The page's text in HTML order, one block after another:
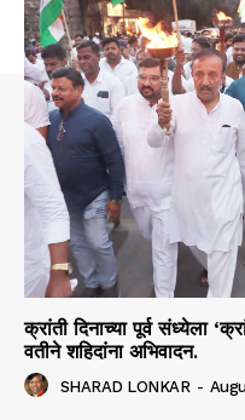
क्रांती दिनाच्या पूर्व संध्येला
वतीने शहिदांना अभिवादन.
SHARAD LONKAR -